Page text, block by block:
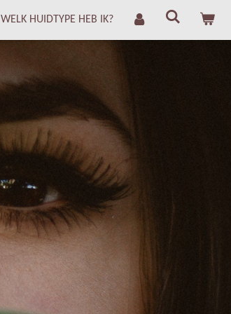
WELK HUIDTYPE HEB IK?